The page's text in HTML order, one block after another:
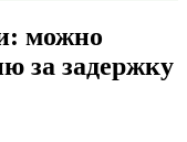
можно
за задержку